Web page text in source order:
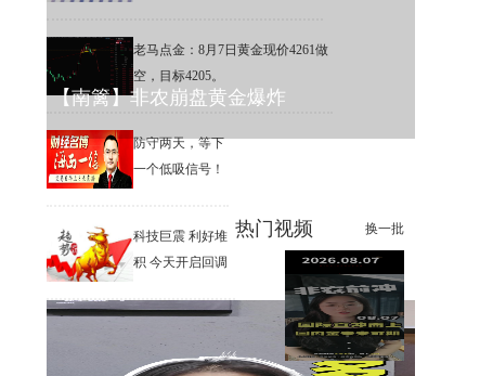
老马点金：8月7日黄金现价4261做
空，目标4205。
防守两天，等下
一个低吸信号！
科技巨震 利好堆
积 今天开启回调
热门视频 换一批
【南篱】非农崩盘黄金爆炸
李鸿彬：8.7黄金大非农来了，
你看涨还是看跌？